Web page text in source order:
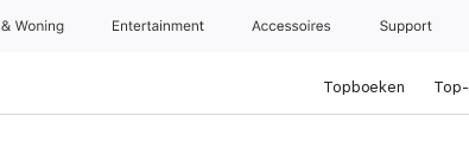
Woning Entertainment Accessoires Support
Topboeken